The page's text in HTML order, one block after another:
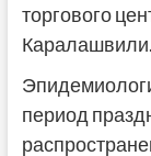
торгового
Каралашвили.
период